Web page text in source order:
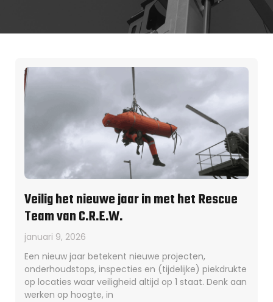
Veilig het nieuwe jaar in met het Rescue
Team van C.R.E.W.
januari 9, 2026
Een nieuw jaar betekent nieuwe projecten,
onderhoudstops, inspecties en (tijdelijke) piekdrukte
op locaties waar veiligheid altijd op 1 staat. Denk aan
werken op hoogte, in